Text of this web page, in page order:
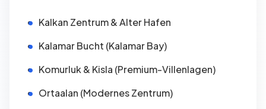
Kalkan Zentrum & Alter Hafen
Kalamar Bucht (Kalamar Bay)
Komurluk & Kisla (Premium-Villenlagen)
Ortaalan (Modernes Zentrum)